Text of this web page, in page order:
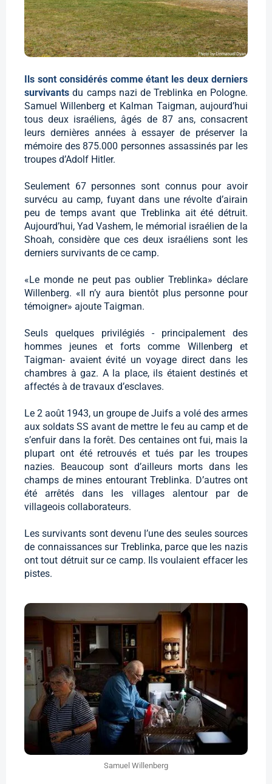
Ils sont considérés comme étant les deux derniers
survivantsdu camps nazi de Treblinka en Pologne.
Samuel Willenberg et Kalman Taigman, aujourd’hui
tous deux israéliens, âgés de 87 ans, consacrent
leurs dernières années à essayer de préserver la
mémoire des 875.000 personnes assassinés par les
troupes d’Adolf Hitler.
Seulement 67 personnes sont connus pour avoir
survécu au camp, fuyant dans une révolte d’airain
peu de temps avant que Treblinka ait été détruit.
Aujourd’hui, Yad Vashem, le mémorial israélien de la
Shoah, considère que ces deux israéliens sont les
derniers survivants de ce camp.
«Le monde ne peut pas oublier Treblinka» déclare
Willenberg. «Il n’y aura bientôt plus personne pour
témoigner» ajoute Taigman.
Seuls quelques privilégiés - principalement des
hommes jeunes et forts comme Willenberg et
Taigman- avaient évité un voyage direct dans les
chambres à gaz. A la place, ils étaient destinés et
affectés à de travaux d’esclaves.
Le 2 août 1943, un groupe de Juifs a volé des armes
aux soldats SS avant de mettre le feu au camp et de
s’enfuir dans la forêt. Des centaines ont fui, mais la
plupart ont été retrouvés et tués par les troupes
nazies. Beaucoup sont d’ailleurs morts dans les
champs de mines entourant Treblinka. D’autres ont
été arrêtés dans les villages alentour par de
villageois collaborateurs.
Les survivants sont devenu l’une des seules sources
de connaissances sur Treblinka, parce que les nazis
ont tout détruit sur ce camp. Ils voulaient effacer les
pistes.
Samuel Willenberg